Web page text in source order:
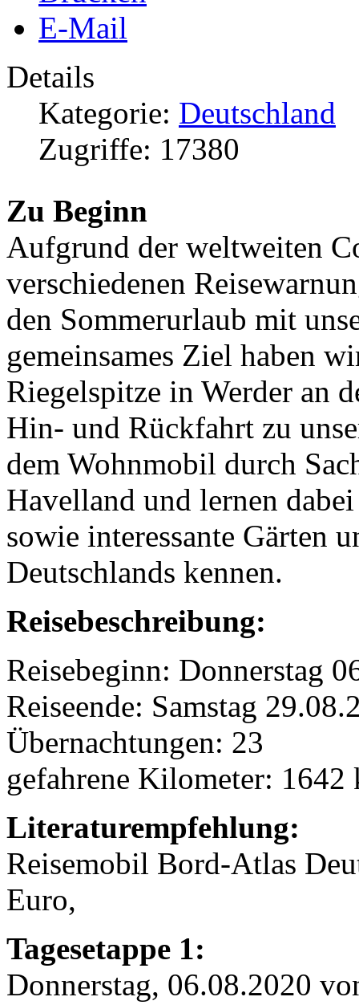
E-Mail
Details
Kategorie: Deutschland
Zugriffe: 17380
Zu Beginn
Aufgrund der weltweiten
verschiedenen
den Sommerurlaub mit
gemeinsames Ziel haben
Riegelspitze in Werder an
Hin- und Rückfahrt zu
dem Wohnmobil durch
Havelland und lernen
sowie interessante Gärten
Deutschlands kennen.
Reisebeschreibung:
Reisebeginn: Donnerstag
Reiseende: Samstag
Übernachtungen: 23
gefahrene Kilometer: 1642
Literaturempfehlung:
Reisemobil Bord-Atlas
Euro,
Tagesetappe 1:
Donnerstag, 06.08.2020